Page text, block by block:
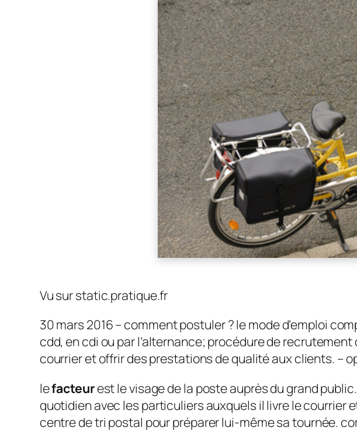
Vu sur static.pratique.fr
30 mars 2016 – comment postuler ? le mode d’emploi
cdd, en cdi ou par l’alternance; procédure de recrutement
courrier et offrir des prestations de qualité aux clients. –
lefacteurest le visage de la poste auprès du grand
quotidien avec les particuliers auxquels il livre le courrier
centre de tri postal pour préparer lui-même sa tournée.